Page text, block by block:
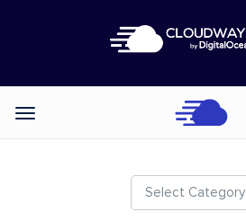
Categories
Select Category